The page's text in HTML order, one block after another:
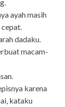
ayah masih
dadaku.
macam-
karena
kataku